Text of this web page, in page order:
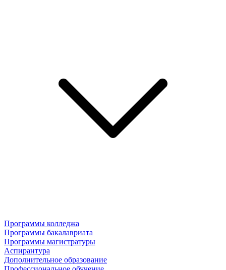
Программы колледжа
Программы бакалавриата
Программы магистратуры
Аспирантура
Дополнительное образование